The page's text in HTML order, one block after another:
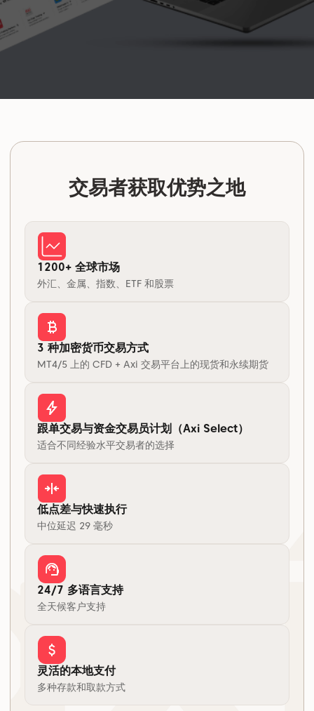
交易者获取优势之地
1200+ 全球市场
外汇、金属、指数、ETF 和股票
3 种加密货币交易方式
MT4/5 上的 CFD + Axi 交易平台上的现货和永续期货
跟单交易与资金交易员计划（Axi Select）
适合不同经验水平交易者的选择
低点差与快速执行
中位延迟 29 毫秒
24/7 多语言支持
全天候客户支持
灵活的本地支付
多种存款和取款方式